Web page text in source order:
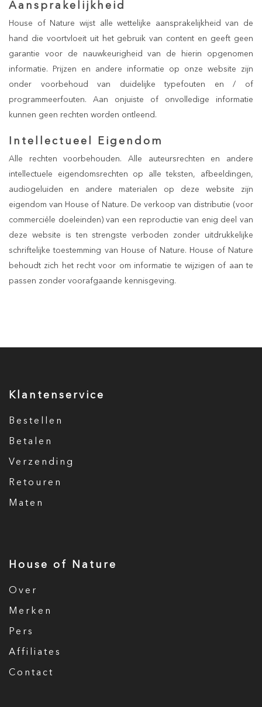
Aansprakelijkheid
House of Nature wijst alle wettelijke aansprakelijkheid van de
hand die voortvloeit uit het gebruik van content en geeft geen
garantie voor de nauwkeurigheid van de hierin opgenomen
informatie. Prijzen en andere informatie op onze website zijn
onder voorbehoud van duidelijke typefouten en / of
programmeerfouten. Aan onjuiste of onvolledige informatie
kunnen geen rechten worden ontleend.
Intellectueel Eigendom
Alle rechten voorbehouden. Alle auteursrechten en andere
intellectuele eigendomsrechten op alle teksten, afbeeldingen,
audiogeluiden en andere materialen op deze website zijn
eigendom van House of Nature. De verkoop van distributie (voor
commerciële doeleinden) van een reproductie van enig deel van
deze website is ten strengste verboden zonder uitdrukkelijke
schriftelijke toestemming van House of Nature. House of Nature
behoudt zich het recht voor om informatie te wijzigen of aan te
passen zonder voorafgaande kennisgeving.
Klantenservice
Bestellen
Betalen
Verzending
Retouren
Maten
House of Nature
Over
Merken
Pers
Affiliates
Contact